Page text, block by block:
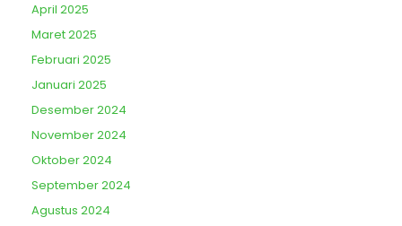
April 2025
Maret 2025
Februari 2025
Januari 2025
Desember 2024
November 2024
Oktober 2024
September 2024
Agustus 2024